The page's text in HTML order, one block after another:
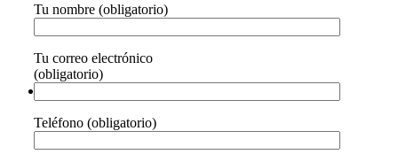
Tu nombre (obligatorio)
Tu correo electrónico
(obligatorio)
Teléfono (obligatorio)